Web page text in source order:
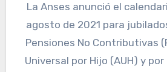
La Anses anunció el calendario de pagos para
agosto de 2021 para
Pensiones No Contributivas
Universal por Hijo (AUH) y